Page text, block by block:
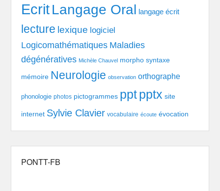
EcritLangage Oral langage écrit
lecture lexique logiciel
Logicomathématiques Maladies
dégénératives Michèle Chauvel morpho syntaxe
mémoire Neurologie observation orthographe
phonologie photos pictogrammes pptpptx site
internet Sylvie Clavier vocabulaire écoute évocation
PONTT-FB